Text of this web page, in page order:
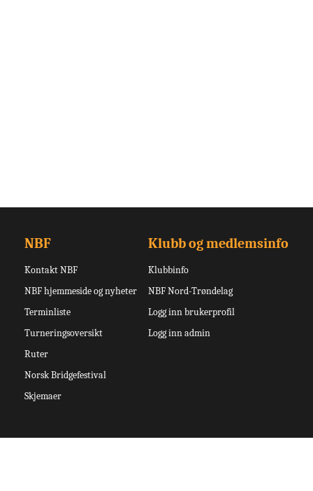
NBF
Kontakt NBF
NBF hjemmeside og nyheter
Terminliste
Turneringsoversikt
Ruter
Norsk Bridgefestival
Skjemaer
Klubb og medlemsinfo
Klubbinfo
NBF Nord-Trøndelag
Logg inn brukerprofil
Logg inn admin